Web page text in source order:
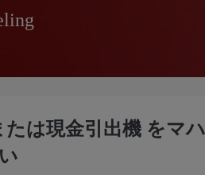
たは現金引出機 をマ